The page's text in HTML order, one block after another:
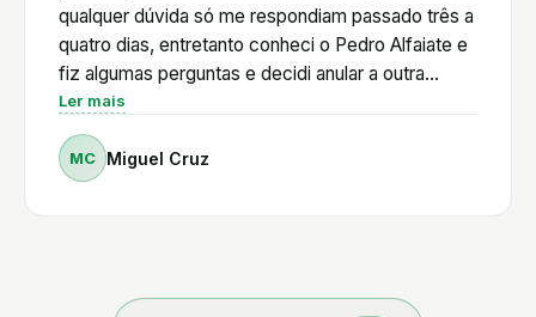
qualquer dúvida só me respondiam passado três a
quatro dias, entretanto conheci o Pedro Alfaiate e
fiz algumas perguntas e decidi anular a outra
escola vi a primeira aula online e decidi logo entrar
para a academia, iremos o Pedro Alfaiate ir
responde a tudo e explica ponto a ponto, tirando
os alunos que estão sempre prontos a ajudar, se é
Ler mais
MC Miguel Cruz